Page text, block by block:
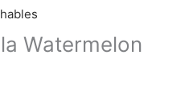
Watermelon